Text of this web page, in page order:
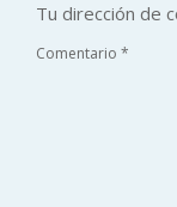
Tu dirección de
Comentario *